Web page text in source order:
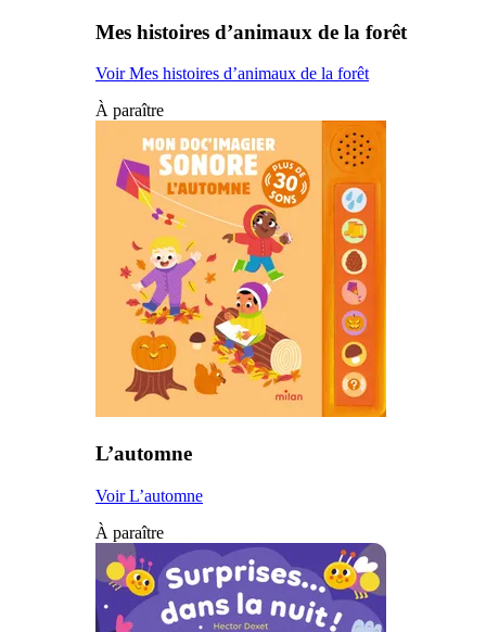
Mes histoires d’animaux de la forêt
Voir Mes histoires d’animaux de la forêt
À paraître
L’automne
Voir L’automne
À paraître